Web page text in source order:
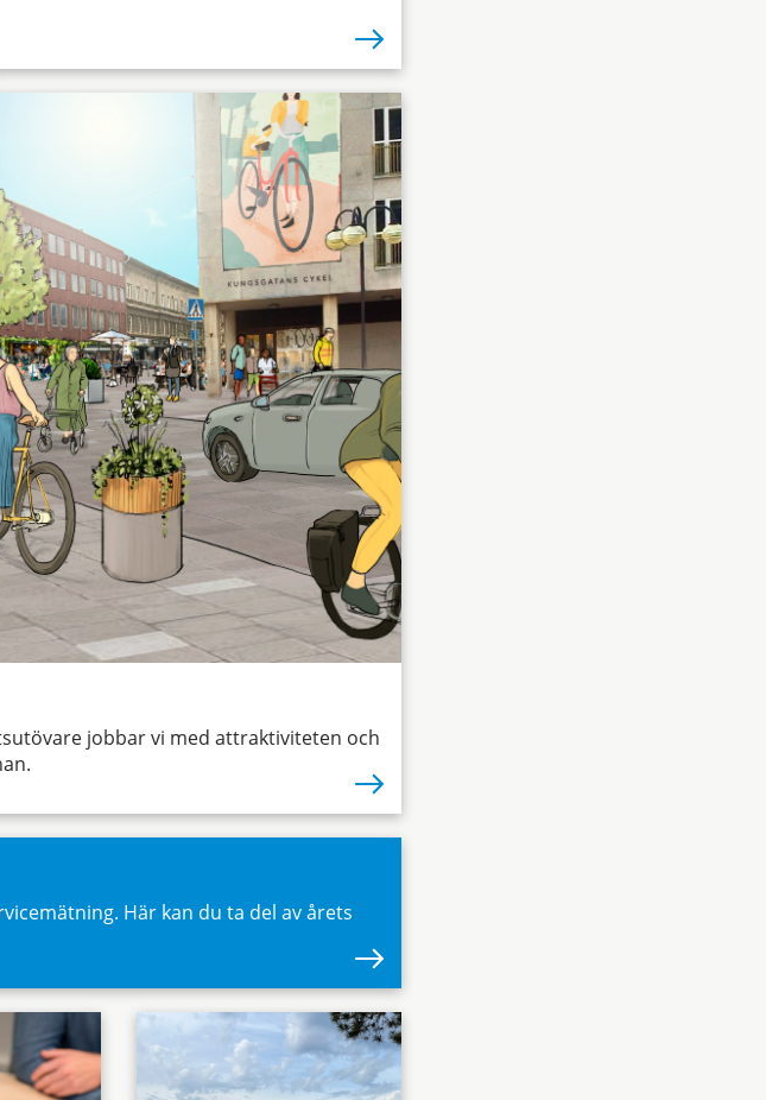
jobbar vi med attraktiviteten och
Här kan du ta del av årets